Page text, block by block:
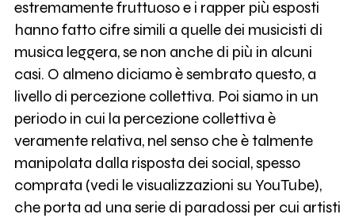
estremamente fruttuoso e i rapper più esposti
hanno fatto cifre simili a quelle dei musicisti di
musica leggera, se non anche di più in alcuni
casi. O almeno diciamo è sembrato questo, a
livello di percezione collettiva. Poi siamo in un
periodo in cui la percezione collettiva è
veramente relativa, nel senso che è talmente
manipolata dalla risposta dei social, spesso
comprata (vedi le visualizzazioni su YouTube),
che porta ad una serie di paradossi per cui artisti